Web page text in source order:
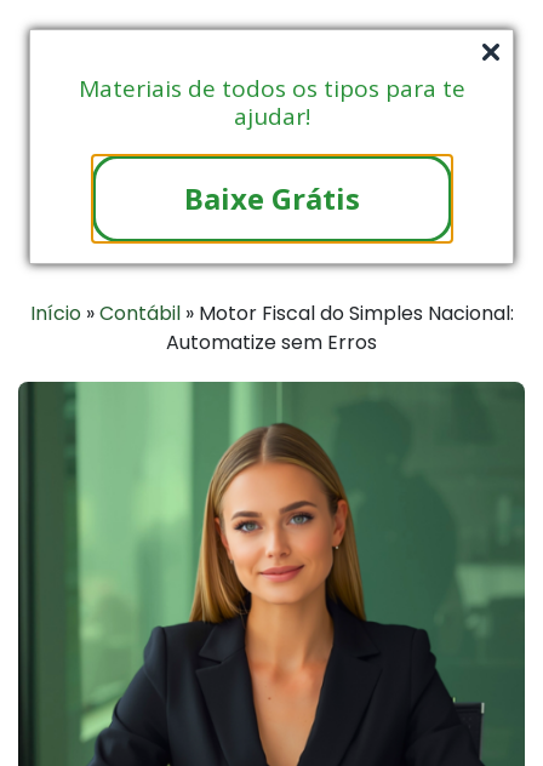
Materiais de todos os tipos para te
ajudar!
Baixe Grátis
Início»Contábil» Motor Fiscal do Simples Nacional:
Automatize sem Erros